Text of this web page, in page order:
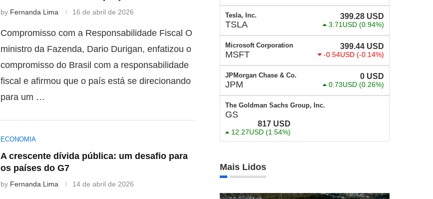
by Fernanda Lima 16 de abril de 2026
Compromisso com a Responsabilidade Fiscal O
ministro da Fazenda, Dario Durigan, enfatizou o
compromisso do Brasil com a responsabilidade
fiscal e afirmou que o país está se direcionando
para um …
ECONOMIA
A crescente dívida pública: um desafio para
os países do G7
by Fernanda Lima 14 de abril de 2026
Tesla, Inc.
TSLA
399.28 USD
3.71USD (0.94%)
Microsoft Corporation
MSFT
399.44 USD
-0.54USD (-0.14%)
JPMorgan Chase & Co.
JPM
0 USD
0.73USD (0.26%)
The Goldman Sachs Group, Inc.
GS
817 USD
12.27USD (1.54%)
Mais Lidos